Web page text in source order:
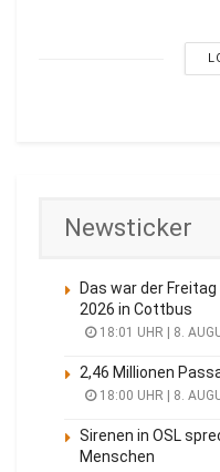
Newsticker
Das war der
2026 in Cottbus
18:01 UHR | 8.
2,46 Millionen
18:00 UHR | 8.
Sirenen in OSL
Menschen